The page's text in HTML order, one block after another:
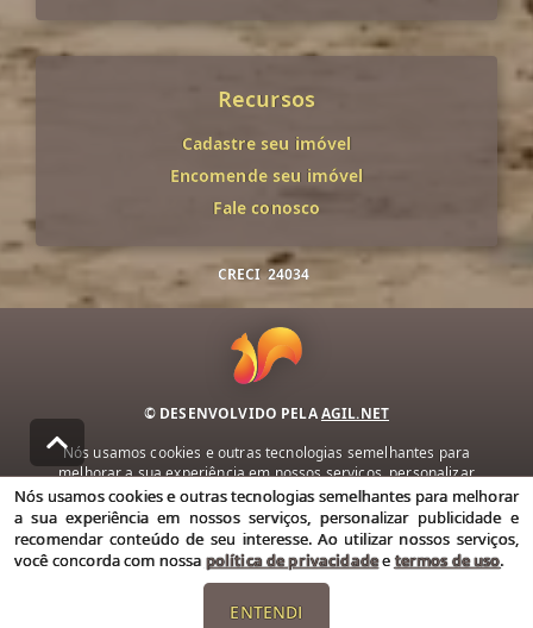
Recursos
Cadastre seu imóvel
Encomende seu imóvel
Fale conosco
CRECI 24034
© DESENVOLVIDO PELAAGIL.NET
Nós usamos cookies e outras tecnologias semelhantes para
melhorar a sua experiência em nossos serviços, personalizar
publicidade e recomendar conteúdo de seu interesse. Ao utilizar
nossos serviços, você concorda com nossa política de privacidade e
termos de uso.
Política de Privacidade Termos de uso
Nós usamos cookies e outras tecnologias semelhantes para melhorar
a sua experiência em nossos serviços, personalizar publicidade e
recomendar conteúdo de seu interesse. Ao utilizar nossos serviços,
você concorda com nossa política de privacidadeetermos de uso.
ENTENDI